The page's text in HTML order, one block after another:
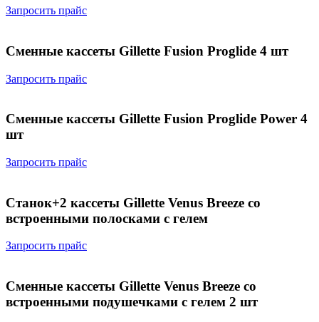
Запросить прайс
Сменные кассеты Gillette Fusion Proglide 4 шт
Запросить прайс
Сменные кассеты Gillette Fusion Proglide Power 4
шт
Запросить прайс
Станок+2 кассеты Gillette Venus Breeze со
встроенными полосками с гелем
Запросить прайс
Сменные кассеты Gillette Venus Breeze со
встроенными подушечками с гелем 2 шт